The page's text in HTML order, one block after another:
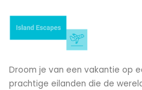
Droom je van een vakantie op
prachtige eilanden die de